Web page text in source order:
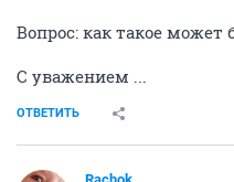
Вопрос: как такое может
С уважением ...
ОТВЕТИТЬ